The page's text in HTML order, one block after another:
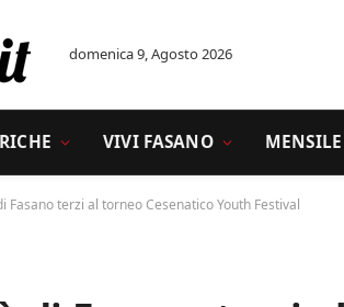
domenica 9, Agosto 2026
VIVI FASANO MENSILE
Fasano terzi al torneo Cesenatico Youth Festival